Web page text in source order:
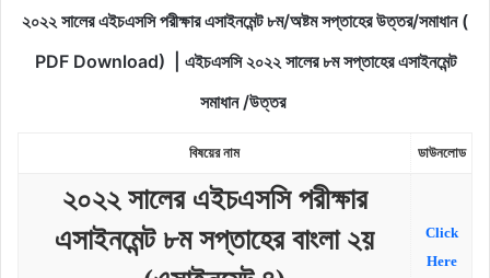
২০২২ সালের এইচএসসি পরীক্ষার এসাইনমেন্ট ৮ম/অষ্টম সপ্তাহের উত্তর/সমাধান (
PDF Download) | এইচএসসি ২০২২ সালের ৮ম সপ্তাহের এসাইনমেন্ট
সমাধান /উত্তর
বিষয়ের নাম ডাউনলোড
২০২২ সালের এইচএসসি পরীক্ষার
এসাইনমেন্ট ৮ম সপ্তাহের বাংলা ২য়
Click
Here